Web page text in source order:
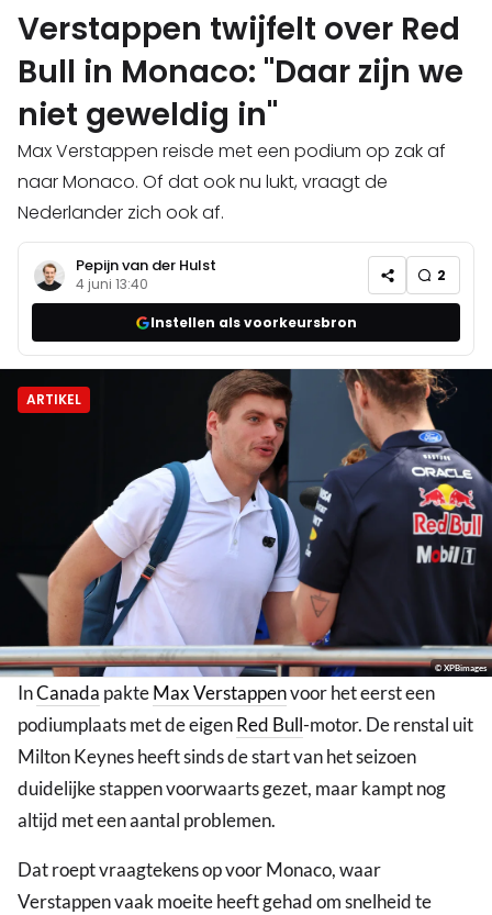
Verstappen twijfelt over Red
Bull in Monaco: "Daar zijn we
niet geweldig in"
Max Verstappen reisde met een podium op zak af
naar Monaco. Of dat ook nu lukt, vraagt de
Nederlander zich ook af.
Pepijn van der Hulst
4 juni 13:40 2
Instellen als voorkeursbron
ARTIKEL
© XPBimages
InCanada pakteMax Verstappenvoor het eerst een
podiumplaats met de eigenRed Bull-motor. De renstal uit
Milton Keynes heeft sinds de start van het seizoen
duidelijke stappen voorwaarts gezet, maar kampt nog
altijd met een aantal problemen.
Dat roept vraagtekens op voor Monaco, waar
Verstappen vaak moeite heeft gehad om snelheid te